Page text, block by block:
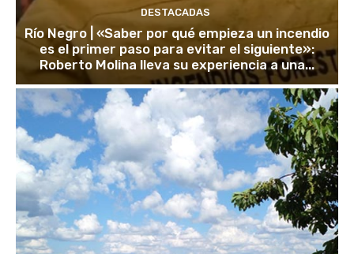
DESTACADAS
Río Negro | «Saber por qué empieza un incendio
es el primer paso para evitar el siguiente»:
Roberto Molina lleva su experiencia a una...